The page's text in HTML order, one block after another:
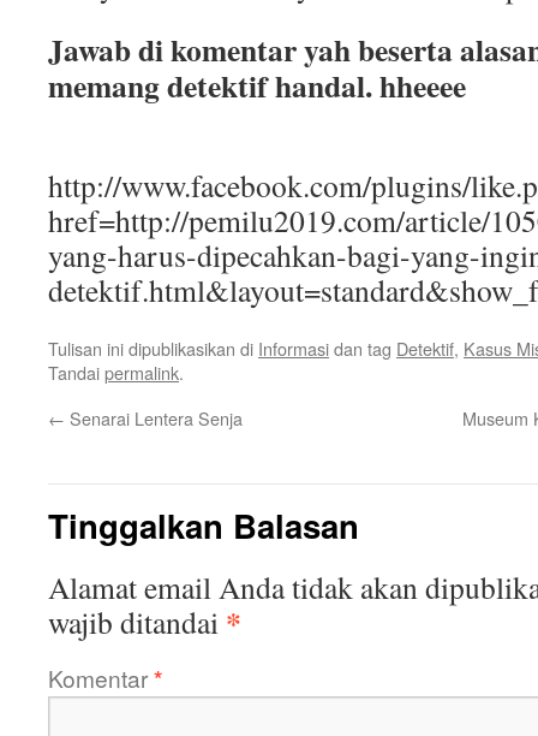
Jawab di komentar yah beserta
memang detektif handal. hheeee
http://www.facebook.com/plugins/
href=http://pemilu2019.com/article/
yang-harus-dipecahkan-bagi-yang-
Tulisan ini dipublikasikan di Informasidan tag Detektif, Kasus
Tandaipermalink.
← Senarai Lentera Senja Museum
Tinggalkan Balasan
Alamat email Anda tidak akan
wajib ditandai *
Komentar*